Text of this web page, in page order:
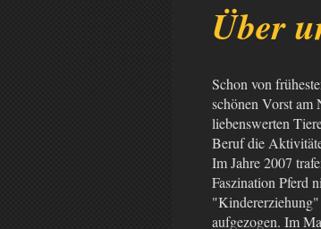
Über
Schon von
schönen Vorst am
liebenswerten
Beruf die
Im Jahre 2007
Faszination Pferd
"Kindererziehung"
aufgezogen. Im